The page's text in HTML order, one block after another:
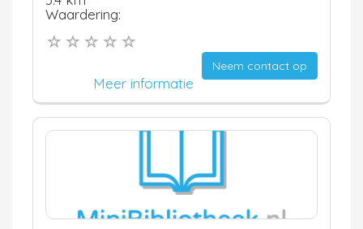
Waardering:
Neem contact op
Meer informatie